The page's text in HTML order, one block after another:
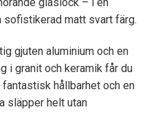
sofistikerad matt svart färg.
gjuten aluminium och en
i granit och keramik får du
hållbarhet och en
släpper helt utan